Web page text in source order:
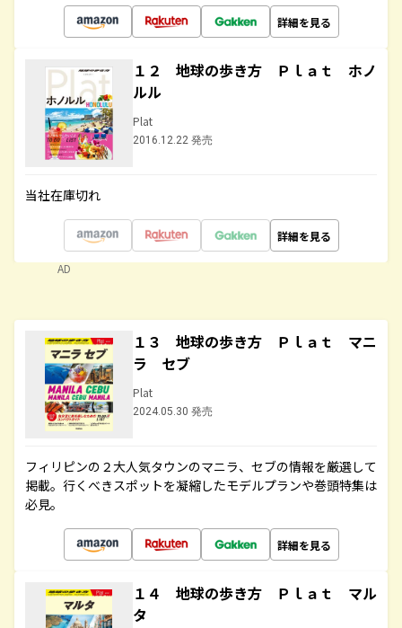
詳細を見る
１２ 地球の歩き方 Ｐｌａｔ ホノ
ルル
Plat
2016.12.22 発売
当社在庫切れ
詳細を見る
AD
１３ 地球の歩き方 Ｐｌａｔ マニ
ラ セブ
Plat
2024.05.30 発売
フィリピンの２大人気タウンのマニラ、セブの情報を厳選して
掲載。行くべきスポットを凝縮したモデルプランや巻頭特集は
必見。
詳細を見る
１４ 地球の歩き方 Ｐｌａｔ マル
タ